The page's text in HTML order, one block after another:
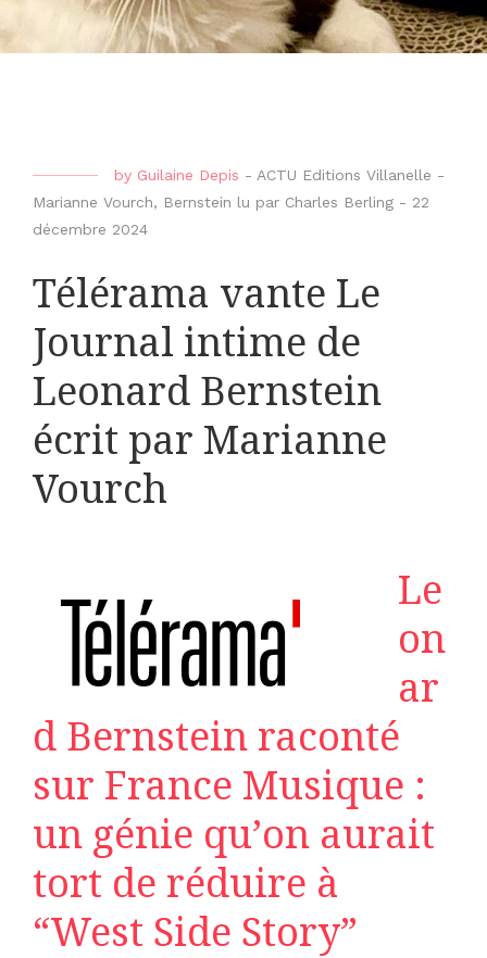
by Guilaine Depis - ACTU Editions Villanelle -
Marianne Vourch, Bernstein lu par Charles Berling - 22
décembre 2024
Télérama vante Le
Journal intime de
Leonard Bernstein
écrit par Marianne
Vourch
Le
on
ar
d Bernstein raconté
sur France Musique :
un génie qu’on aurait
tort de réduire à
“West Side Story”